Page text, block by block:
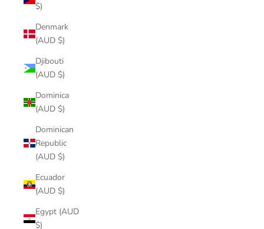
$)
Denmark
(AUD $)
Djibouti
(AUD $)
Dominica
(AUD $)
Dominican
Republic
(AUD $)
Ecuador
(AUD $)
Egypt (AUD
$)